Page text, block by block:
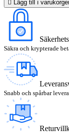

Lägg till i
Säkra och krypterade
Snabb och spårbar